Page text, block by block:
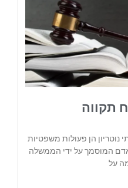
תקווה
נוטריון הן פעולות משפטיות
אדם המוסמך על ידי הממשלה
על